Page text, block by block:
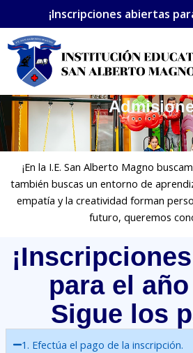
al
contenido
¡Inscripciones abiertas
¡En la I.E. San Alberto Magno
también buscas un entorno de
empatía y la creatividad forman
futuro, queremos
para el año
Sigue los
1. Efectúa el pago de la inscripción.